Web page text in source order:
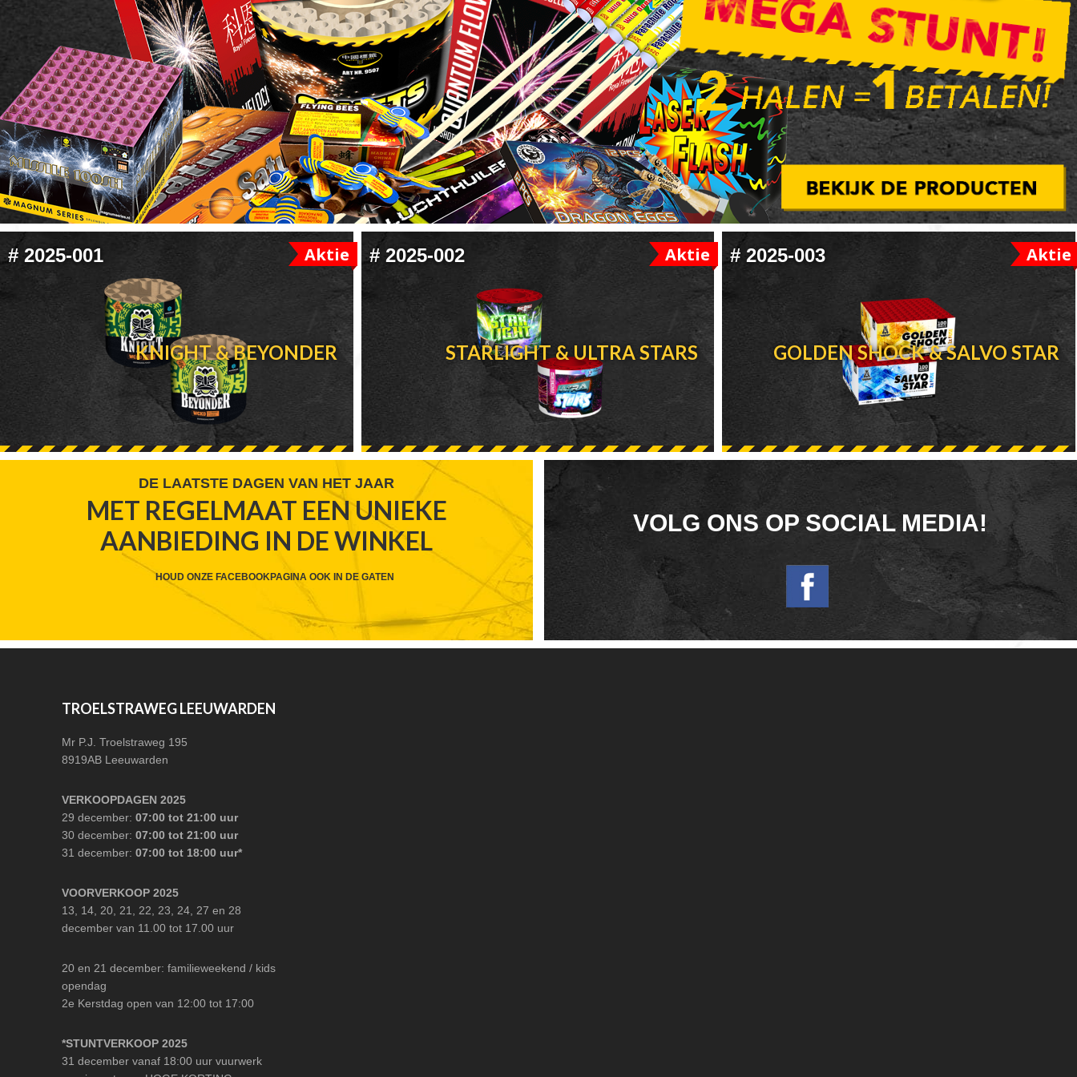
FOOTER
WIDGET
HEADER
# 2025-001 Aktie
KNIGHT & BEYONDER
# 2025-002 Aktie
STARLIGHT & ULTRA STARS
#2025-003 Aktie
GOLDEN SHOCK & SALVO STAR
WIDGET
HEADER
DE LAATSTE DAGEN VAN HET JAAR
MET REGELMAAT EEN UNIEKE
AANBIEDING IN DE WINKEL
HOUD ONZE FACEBOOKPAGINA OOK IN DE GATEN
FOOTER
WIDGET
HEADER
SOCIAL
VOLG ONS OP SOCIAL MEDIA!
TROELSTRAWEG LEEUWARDEN
Mr P.J. Troelstraweg 195
8919AB Leeuwarden
VERKOOPDAGEN 2025
29 december:07:00 tot 21:00 uur
30 december:07:00 tot 21:00 uur
31 december:07:00 tot 18:00 uur*
VOORVERKOOP 2025
13, 14, 20, 21, 22, 23, 24, 27 en 28
december van 11.00 tot 17.00 uur
20 en 21 december: familieweekend / kids
opendag
2e Kerstdag open van 12:00 tot 17:00
*STUNTVERKOOP 2025
31 december vanaf 18:00 uur vuurwerk